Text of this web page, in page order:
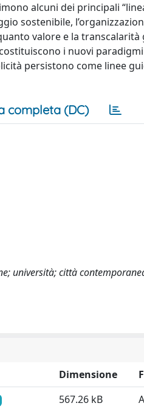
alcuni dei principali
sostenibile,
valore e la
i nuovi
persistono come linee
completa (DC)
università; città
Dimensione
567.26 kB